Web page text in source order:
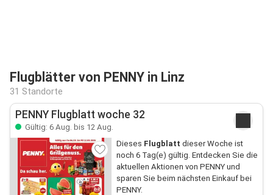
Flugblätter von PENNY in Linz
31 Standorte
PENNY Flugblatt woche 32
Gültig: 6 Aug. bis 12 Aug.
Dieses Flugblatt dieser Woche ist
noch 6 Tag(e) gültig. Entdecken Sie die
aktuellen Aktionen von PENNY und
sparen Sie beim nächsten Einkauf bei
PENNY.